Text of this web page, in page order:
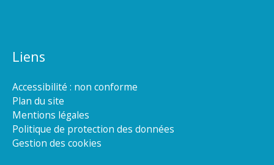
Liens
Accessibilité : non conforme
Plan du site
Mentions légales
Politique de protection des données
Gestion des cookies